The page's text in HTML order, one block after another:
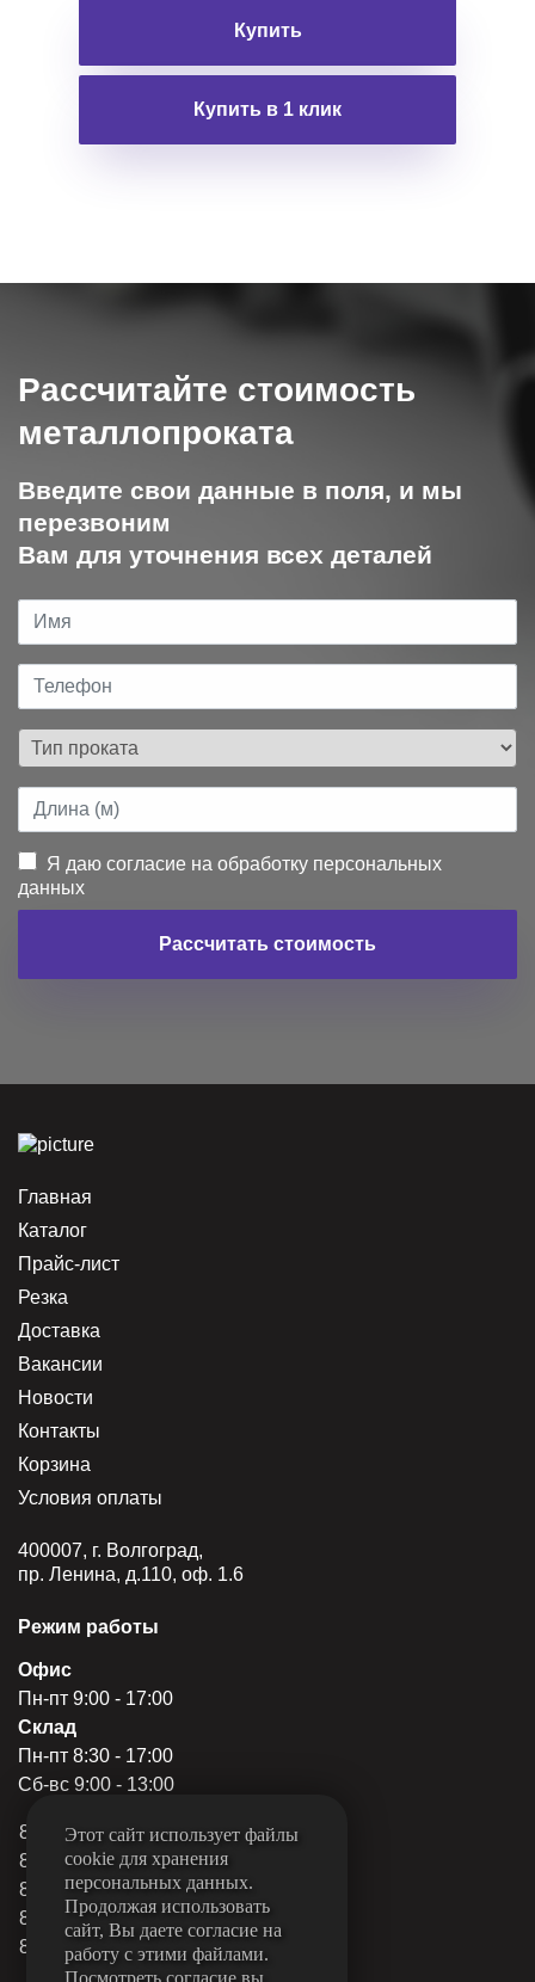
Купить
Купить в 1 клик
Рассчитайте стоимость
металлопроката
Введите свои данные в поля, и мы
перезвоним
Вам для уточнения всех деталей
Я даю согласие на обработку персональных
данных
Рассчитать стоимость
Главная
Каталог
Прайс-лист
Резка
Доставка
Вакансии
Новости
Контакты
Корзина
Условия оплаты
400007, г. Волгоград,
пр. Ленина, д.110, оф. 1.6
Режим работы
Офис
Пн-пт 9:00 - 17:00
Склад
Пн-пт 8:30 - 17:00
Сб-вс 9:00 - 13:00
8 (844) 249-22-78
8 (844) 249-22-79
8 (844) 249-31-80
8 (962) 760-15-11
8 (927) 510-15-11
Этот сайт использует файлы
cookie для хранения
персональных данных.
Продолжая использовать
сайт, Вы даете согласие на
работу с этими файлами.
Посмотреть согласие вы